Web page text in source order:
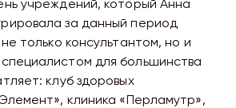
учреждений, который Анна
за данный период
только консультантом, но и
для большинства
клуб здоровых
клиника «Перламутр»,